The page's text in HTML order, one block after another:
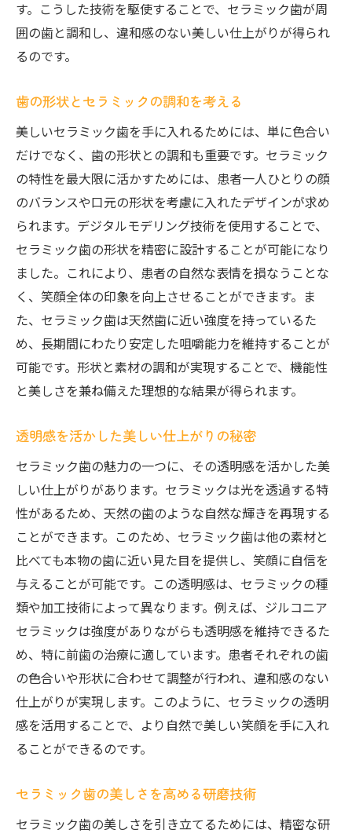
す。こうした技術を駆使することで、セラミック歯が周
囲の歯と調和し、違和感のない美しい仕上がりが得られ
るのです。
歯の形状とセラミックの調和を考える
美しいセラミック歯を手に入れるためには、単に色合い
だけでなく、歯の形状との調和も重要です。セラミック
の特性を最大限に活かすためには、患者一人ひとりの顔
のバランスや口元の形状を考慮に入れたデザインが求め
られます。デジタルモデリング技術を使用することで、
セラミック歯の形状を精密に設計することが可能になり
ました。これにより、患者の自然な表情を損なうことな
く、笑顔全体の印象を向上させることができます。ま
た、セラミック歯は天然歯に近い強度を持っているた
め、長期間にわたり安定した咀嚼能力を維持することが
可能です。形状と素材の調和が実現することで、機能性
と美しさを兼ね備えた理想的な結果が得られます。
透明感を活かした美しい仕上がりの秘密
セラミック歯の魅力の一つに、その透明感を活かした美
しい仕上がりがあります。セラミックは光を透過する特
性があるため、天然の歯のような自然な輝きを再現する
ことができます。このため、セラミック歯は他の素材と
比べても本物の歯に近い見た目を提供し、笑顔に自信を
与えることが可能です。この透明感は、セラミックの種
類や加工技術によって異なります。例えば、ジルコニア
セラミックは強度がありながらも透明感を維持できるた
め、特に前歯の治療に適しています。患者それぞれの歯
の色合いや形状に合わせて調整が行われ、違和感のない
仕上がりが実現します。このように、セラミックの透明
感を活用することで、より自然で美しい笑顔を手に入れ
ることができるのです。
セラミック歯の美しさを高める研磨技術
セラミック歯の美しさを引き立てるためには、精密な研